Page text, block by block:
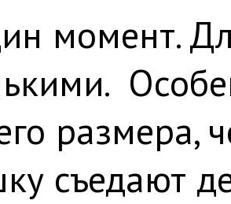
момент.
размера,
съедают